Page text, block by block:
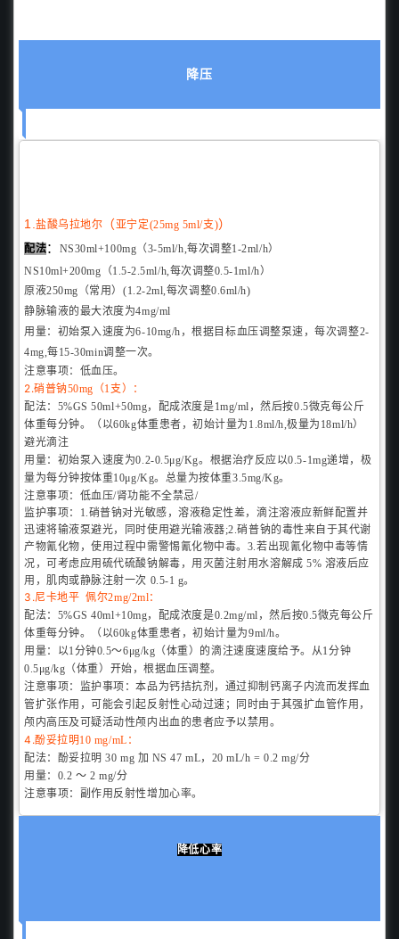
降压
1.盐酸乌拉地尔 （亚宁定(25mg 5ml/支)）
配法： NS30ml+100mg（3-5ml/h,每次调整1-2ml/h）
NS10ml+200mg（1.5-2.5ml/h,每次调整0.5-1ml/h）
原液250mg（常用）(1.2-2ml,每次调整0.6ml/h)
静脉输液的最大浓度为4mg/ml
用量： 初始泵入速度为6-10mg/h，根据目标血压调整泵速，每次调整2-
4mg,每15-30min调整一次。
注意事项： 低血压。
2.硝普钠50mg（1支）
：
配法： 5%GS 50ml+50mg，配成浓度是1mg/ml，然后按0.5微克每公斤
体重每分钟。
（以60kg体重患者，初始计量为1.8ml/h,极量为18ml/h）
避光滴注
用量： 初始泵入速度为0.2-0.5μg/Kg。 根据治疗反应以0.5-1mg递增，极
量为每分钟按体重10μg/Kg。 总量为按体重3.5mg/Kg。
注意事项： 低血压/肾功能不全禁忌/
监护事项：1.硝普钠对光敏感，溶液稳定性差，滴注溶液应新鲜配置并
迅速将输液泵避光，同时使用避光输液器;2.硝普钠的毒性来自于其代谢
产物氰化物，使用过程中需警惕氰化物中毒。3.若出现氰化物中毒等情
况，可考虑应用硫代硫酸钠解毒，用灭菌注射用水溶解成 5% 溶液后应
用，肌肉或静脉注射一次 0.5-1 g。
3.尼卡地平 佩尔2mg/2ml：
配法： 5%GS 40ml+10mg，配成浓度是0.2mg/ml，然后按0.5微克每公斤
体重每分钟。
（以60kg体重患者，初始计量为9ml/h。
用量： 以1分钟0.5～6μg/kg（体重）的滴注速度速度给予。 从1分钟
0.5μg/kg（体重）开始，根据血压调整。
注意事项： 监护事项：本品为钙拮抗剂，通过抑制钙离子内流而发挥血
管扩张作用，可能会引起反射性心动过速；
同时由于其强扩血管作用，
颅内高压及可疑活动性颅内出血的患者应予以禁用。
4.酚妥拉明10 mg/mL ：
配法： 酚妥拉明 30 mg 加 NS 47 mL，20 mL/h = 0.2 mg/分
用量： 0.2 ～ 2 mg/分
注意事项： 副作用反射性增加心率。
降低心率